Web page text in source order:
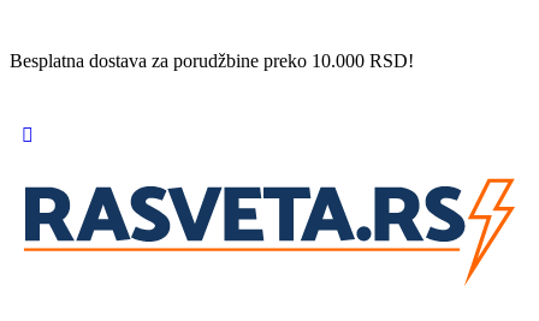
Besplatna dostava za porudžbine preko 10.000 RSD!